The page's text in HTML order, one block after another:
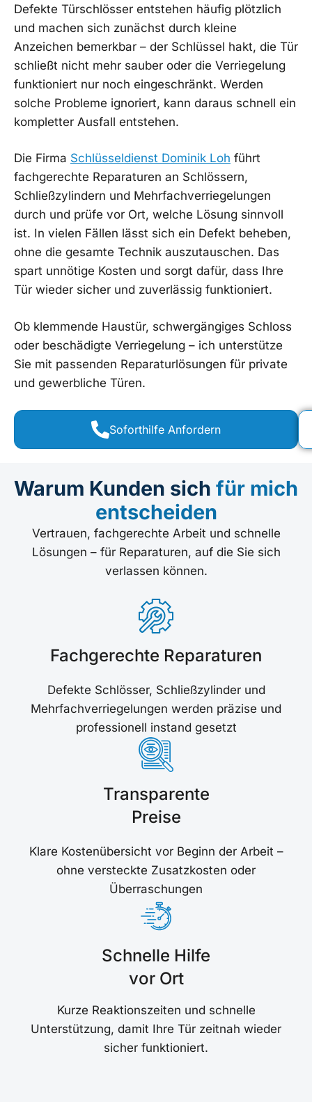
Defekte Türschlösser entstehen häufig plötzlich
und machen sich zunächst durch kleine
Anzeichen bemerkbar – der Schlüssel hakt, die Tür
schließt nicht mehr sauber oder die Verriegelung
funktioniert nur noch eingeschränkt. Werden
solche Probleme ignoriert, kann daraus schnell ein
kompletter Ausfall entstehen.
Die Firma Schlüsseldienst Dominik Loh führt
fachgerechte Reparaturen an Schlössern,
Schließzylindern und Mehrfachverriegelungen
durch und prüfe vor Ort, welche Lösung sinnvoll
ist. In vielen Fällen lässt sich ein Defekt beheben,
ohne die gesamte Technik auszutauschen. Das
spart unnötige Kosten und sorgt dafür, dass Ihre
Tür wieder sicher und zuverlässig funktioniert.
Ob klemmende Haustür, schwergängiges Schloss
oder beschädigte Verriegelung – ich unterstütze
Sie mit passenden Reparaturlösungen für private
und gewerbliche Türen.
Soforthilfe Anfordern
Warum Kunden sich für mich
entscheiden
Vertrauen, fachgerechte Arbeit und schnelle
Lösungen – für Reparaturen, auf die Sie sich
verlassen können.
Fachgerechte Reparaturen
Defekte Schlösser, Schließzylinder und
Mehrfachverriegelungen werden präzise und
professionell instand gesetzt
Transparente
Preise
Klare Kostenübersicht vor Beginn der Arbeit –
ohne versteckte Zusatzkosten oder
Überraschungen
Schnelle Hilfe
vor Ort
Kurze Reaktionszeiten und schnelle
Unterstützung, damit Ihre Tür zeitnah wieder
sicher funktioniert.